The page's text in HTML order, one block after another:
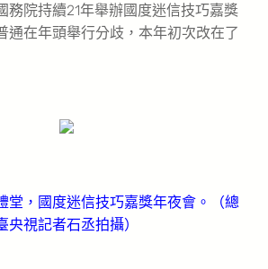
務院持續21年舉辦國度迷信技巧嘉獎
通在年頭舉行分歧，本年初次改在了
，國度迷信技巧嘉獎年夜會。（總
央視記者石丞拍攝）